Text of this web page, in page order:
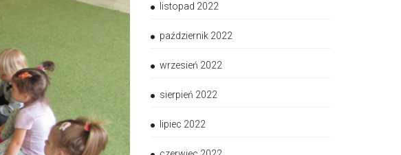
listopad 2022
październik 2022
wrzesień 2022
sierpień 2022
lipiec 2022